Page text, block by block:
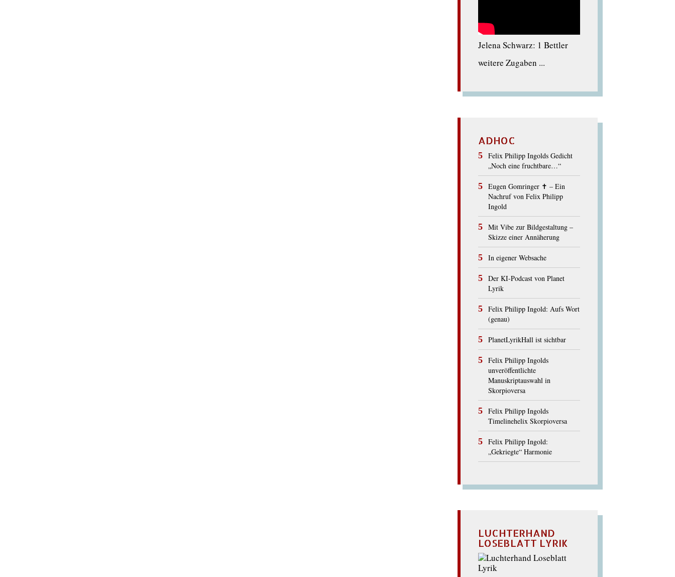
Jelena Schwarz: 1 Bettler
weitere Zugaben ...
ADHOC
Felix Philipp Ingolds Gedicht
„Noch eine fruchtbare…“
Eugen Gomringer ✝︎ – Ein
Nachruf von Felix Philipp
Ingold
Mit Vibe zur Bildgestaltung –
Skizze einer Annäherung
In eigener Websache
Der KI-Podcast von Planet
Lyrik
Felix Philipp Ingold: Aufs Wort
(genau)
PlanetLyrikHall ist sichtbar
Felix Philipp Ingolds
unveröffentlichte
Manuskriptauswahl in
Skorpioversa
Felix Philipp Ingolds
Timelinehelix Skorpioversa
Felix Philipp Ingold:
„Gekriegte“ Harmonie
LUCHTERHAND
LOSEBLATT LYRIK